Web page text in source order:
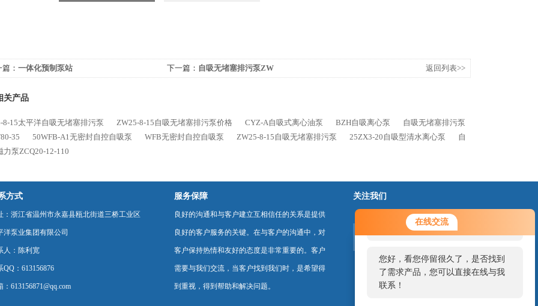
在线交流
您好！欢迎前来咨询，很高兴为您
服务，请问您要咨询什么问题呢？
您好，看您停留很久了，是否找到
了需求产品，您可以直接在线与我
联系！
： 一体化预制泵站 下一篇： 自吸无堵塞排污泵ZW 返回列表>>
关产品
8-15太平洋自吸无堵塞排污泵 ZW25-8-15自吸无堵塞排污泵价格 CYZ-A自吸式离心油泵 BZH自吸离心泵
自吸无堵塞排污泵
35
50WFB-A1无密封自控自吸泵 WFB无密封自控自吸泵 ZW25-8-15自吸无堵塞排污泵 25ZX3-20自吸型清水离心泵
自
力泵ZCQ20-12-110
方式
：浙江省温州市永嘉县瓯北街道三桥工业区
洋泵业集团有限公司
人：陈利宽
QQ：613156876
：613156871@qq.com
服务保障
良好的沟通和与客户建立互相信任的关系是提供
良好的客户服务的关键。在与客户的沟通中，对
客户保持热情和友好的态度是非常重要的。客户
需要与我们交流，当客户找到我们时，是希望得
到重视，得到帮助和解决问题。
关注我们